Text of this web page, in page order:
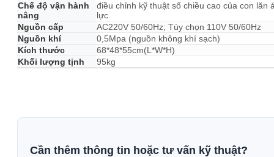
Chế độ vận hành
nâng
điều chỉnh kỹ thuật số chiều cao của con lăn
lực
Nguồn cấp
AC220V 50/60Hz; Tùy chọn 110V 50/60Hz
Nguồn khí
0,5Mpa (nguồn không khí sạch)
Kích thước
68*48*55cm(L*W*H)
Khối lượng tịnh
95kg
Cần thêm thông tin hoặc tư vấn kỹ thuật?